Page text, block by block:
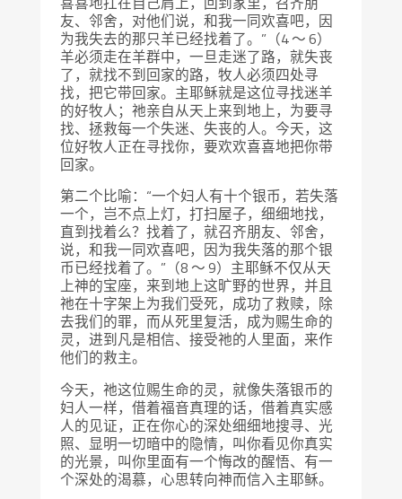
友、邻舍，对他们说，和我一同欢喜吧，因
为我失去的那只羊已经找着了。”（4 ～ 6）
羊必须走在羊群中，一旦走迷了路，就失丧
了，就找不到回家的路，牧人必须四处寻
找，把它带回家。主耶稣就是这位寻找迷羊
的好牧人；祂亲自从天上来到地上，为要寻
找、拯救每一个失迷、失丧的人。今天，这
位好牧人正在寻找你，要欢欢喜喜地把你带
回家。
第二个比喻：“一个妇人有十个银币，若失落
一个，岂不点上灯，打扫屋子，细细地找，
直到找着么？找着了，就召齐朋友、邻舍，
说，和我一同欢喜吧，因为我失落的那个银
币已经找着了。”（8 ～ 9）主耶稣不仅从天
上神的宝座，来到地上这旷野的世界，并且
祂在十字架上为我们受死，成功了救赎，除
去我们的罪，而从死里复活，成为赐生命的
灵，进到凡是相信、接受祂的人里面，来作
他们的救主。
今天，祂这位赐生命的灵，就像失落银币的
妇人一样，借着福音真理的话，借着真实感
人的见证，正在你心的深处细细地搜寻、光
照、显明一切暗中的隐情，叫你看见你真实
的光景，叫你里面有一个悔改的醒悟、有一
个深处的渴慕，心思转向神而信入主耶稣。